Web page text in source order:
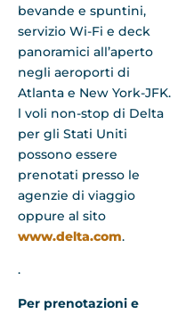
bevande e spuntini,
servizio Wi-Fi e deck
panoramici all’aperto
negli aeroporti di
Atlanta e New York-JFK.
l voli non-stop di Delta
per gli Stati Uniti
possono essere
prenotati presso le
agenzie di viaggio
oppure al sito
www.delta.com.
.
Per prenotazioni e